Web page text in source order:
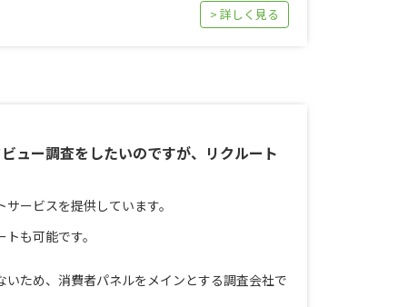
> 詳しく見る
ュー調査をしたいのですが、リクルート
ービスを提供しています。
も可能です。
ため、消費者パネルをメインとする調査会社で